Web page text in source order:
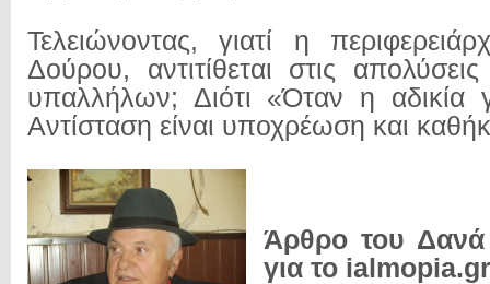
Τελειώνοντας, γιατί η
Δούρου, αντιτίθεται στις
υπαλλήλων; Διότι «Όταν η αδικία
Αντίσταση είναι υποχρέωση και
Άρθρο του
για το ialmopia.gr